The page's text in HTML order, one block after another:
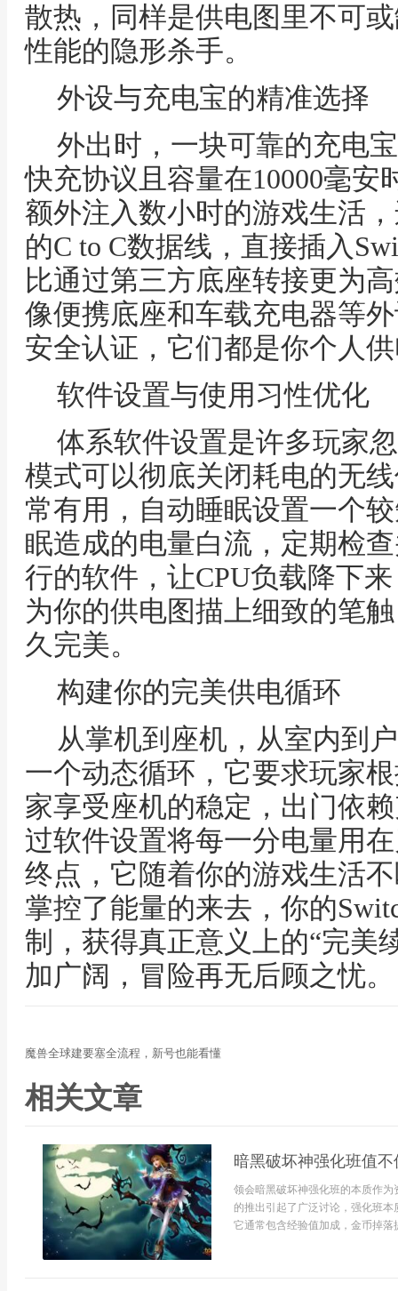
散热，同样是供电图里不可
性能的隐形杀手。
外设与充电宝的精准选择
外出时，一块可靠的充电
快充协议且容量在10000毫安
额外注入数小时的游戏生活
的C to C数据线，直接插入
比通过第三方底座转接更为
像便携底座和车载充电器等
安全认证，它们都是你个人
软件设置与使用习性优化
体系软件设置是许多玩家
模式可以彻底关闭耗电的无
常有用，自动睡眠设置一个
眠造成的电量白流，定期检
行的软件，让CPU负载降下
为你的供电图描上细致的笔
久完美。
构建你的完美供电循环
从掌机到座机，从室内到
一个动态循环，它要求玩家
家享受座机的稳定，出门依
过软件设置将每一分电量用
终点，它随着你的游戏生活
掌控了能量的来去，你的
制，获得真正意义上的“完美
加广阔，冒险再无后顾之忧。
魔兽全球建要塞全流程，新号也能看懂
相关文章
暗黑破坏神强化班值
领会暗黑破坏神强化班的本质作
的推出引起了广泛讨论，强化班
它通常包含经验值加成，金币掉落